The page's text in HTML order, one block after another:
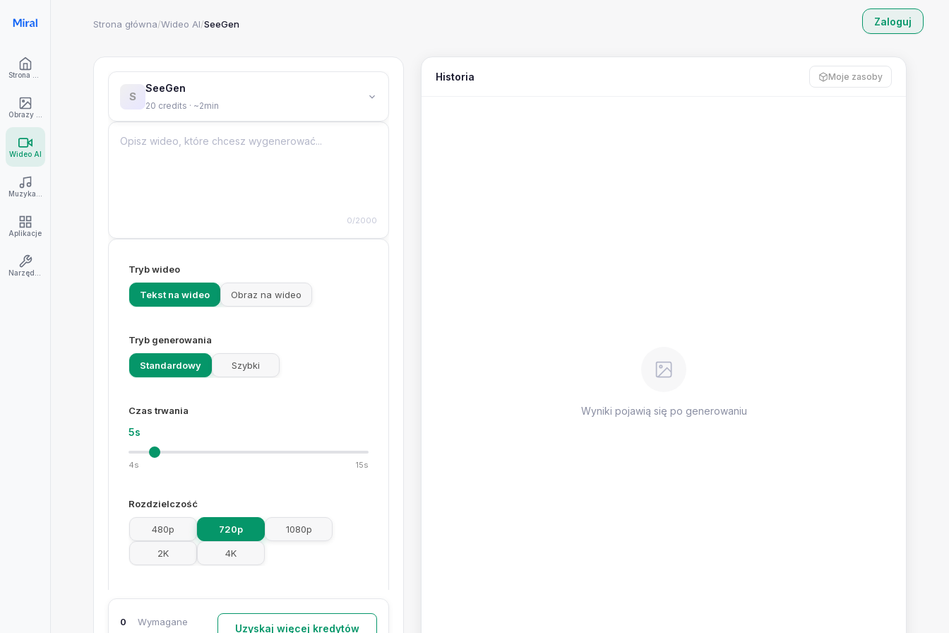
Wideo AI
Aplikacje
Strona główna/Wideo AI/SeeGen
S
SeeGen
20 credits · ~2min
0/2000
Tryb wideo
Tekst na wideo Obraz na wideo
Tryb generowania
Standardowy Szybki
Czas trwania
5s
4s 15s
Rozdzielczość
480p 720p 1080p
2K 4K
Proporcje obrazu
Automatyczny 9:16
0
Wymagane
Uzyskaj więcej kredytów
Historia Moje zasoby
Wyniki pojawią się po generowaniu
Zaloguj